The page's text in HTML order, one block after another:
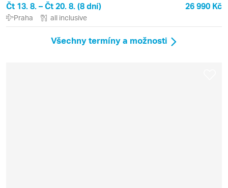
Čt 13. 8. – Čt 20. 8. (8 dní) 26 990 Kč
Praha all inclusive
Všechny termíny a možnosti